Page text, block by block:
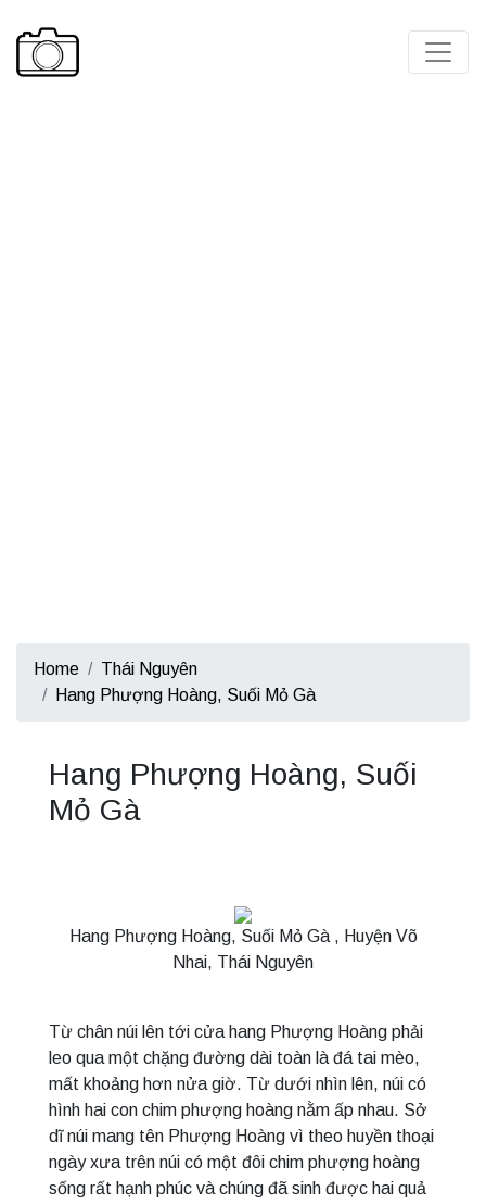
Home
Thái Nguyên
Hang Phượng Hoàng, Suối Mỏ Gà
Hang Phượng Hoàng, Suối
Mỏ Gà
Hang Phượng Hoàng, Suối Mỏ Gà , Huyện Võ
Nhai, Thái Nguyên
Từ chân núi lên tới cửa hang Phượng Hoàng phải
leo qua một chặng đường dài toàn là đá tai mèo,
mất khoảng hơn nửa giờ. Từ dưới nhìn lên, núi có
hình hai con chim phượng hoàng nằm ấp nhau. Sở
dĩ núi mang tên Phượng Hoàng vì theo huyền thoại
ngày xưa trên núi có một đôi chim phượng hoàng
sống rất hạnh phúc và chúng đã sinh được hai quả